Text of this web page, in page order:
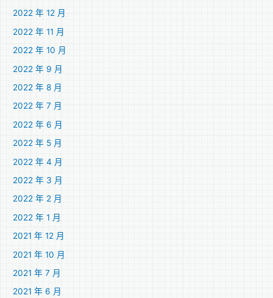
2022 年 12 月
2022 年 11 月
2022 年 10 月
2022 年 9 月
2022 年 8 月
2022 年 7 月
2022 年 6 月
2022 年 5 月
2022 年 4 月
2022 年 3 月
2022 年 2 月
2022 年 1 月
2021 年 12 月
2021 年 10 月
2021 年 7 月
2021 年 6 月